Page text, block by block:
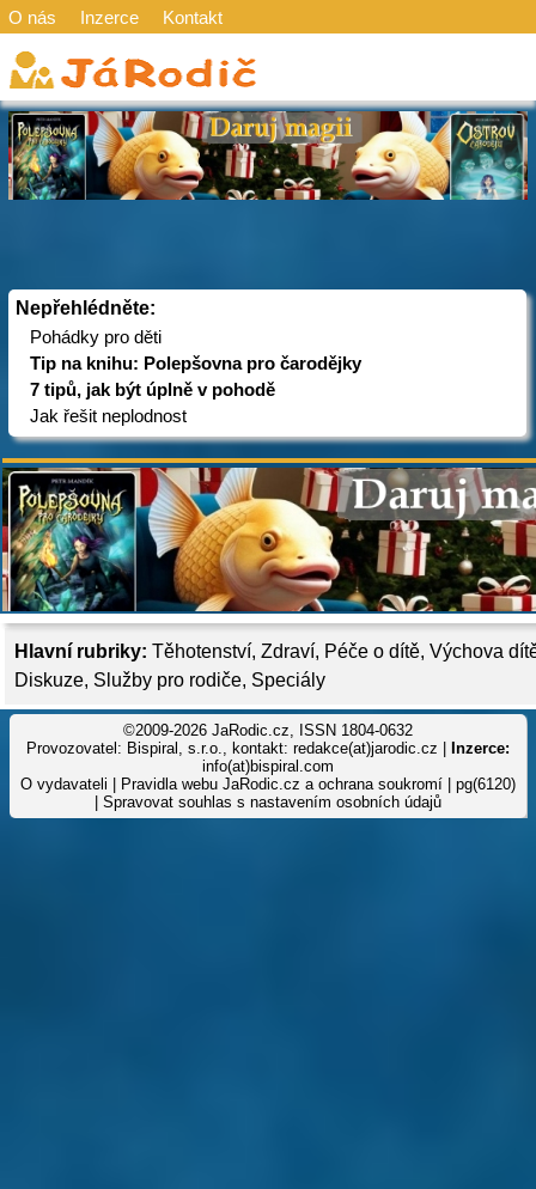
O nás Inzerce Kontakt
Nepřehlédněte:
Pohádky pro děti
Tip na knihu: Polepšovna pro čarodějky
7 tipů, jak být úplně v pohodě
Jak řešit neplodnost
Hlavní rubriky: Těhotenství, Zdraví, Péče o dítě, Výchova
Diskuze, Služby pro rodiče, Speciály
©2009-2026 JaRodic.cz, ISSN 1804-0632
Provozovatel: Bispiral, s.r.o., kontakt: redakce(at)jarodic.cz |
Inzerce:
info(at)bispiral.com
O vydavateli
Pravidla webu JaRodic.cz a ochrana soukromí | pg(6120)
Spravovat souhlas s nastavením osobních údajů